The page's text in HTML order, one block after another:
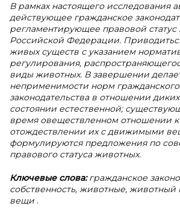
В рамках настоящего исследования
действующее гражданское
регламентирующее правовой
Российской Федерации.
живых существ с указанием
регулирования,
виды животных. В завершении
неприменимости норм гражданского
законодательства в отношении
состоянии естественной;
время овеществленном отношении
отождествлении их с движимыми
формулируются предложения по
правового статуса животных.
Ключевые слова:гражданское
собственность, животные,
вещи .